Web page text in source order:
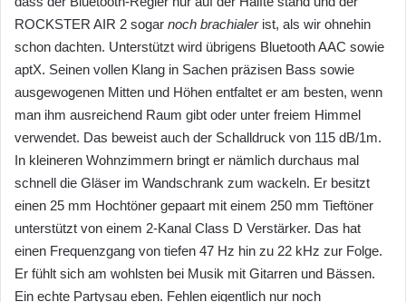
ROCKSTER AIR 2 sogar noch brachialerist, als wir ohnehin
schon dachten. Unterstützt wird übrigens Bluetooth AAC sowie
aptX. Seinen vollen Klang in Sachen präzisen Bass sowie
ausgewogenen Mitten und Höhen entfaltet er am besten, wenn
man ihm ausreichend Raum gibt oder unter freiem Himmel
verwendet. Das beweist auch der Schalldruck von 115 dB/1m.
In kleineren Wohnzimmern bringt er nämlich durchaus mal
schnell die Gläser im Wandschrank zum wackeln. Er besitzt
einen 25 mm Hochtöner gepaart mit einem 250 mm Tieftöner
unterstützt von einem 2-Kanal Class D Verstärker. Das hat
einen Frequenzgang von tiefen 47 Hz hin zu 22 kHz zur Folge.
Er fühlt sich am wohlsten bei Musik mit Gitarren und Bässen.
Ein echte Partysau eben. Fehlen eigentlich nur noch